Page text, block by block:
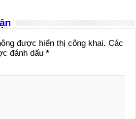
được hiển thị công khai. Các
đánh dấu*